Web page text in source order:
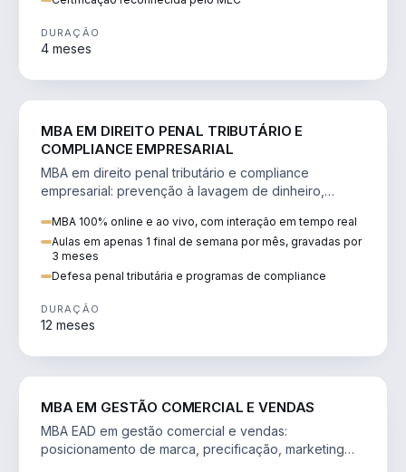
DURAÇÃO
4 meses
MBA EM DIREITO PENAL TRIBUTÁRIO E
COMPLIANCE EMPRESARIAL
MBA em direito penal tributário e compliance
empresarial: prevenção à lavagem de dinheiro,
MBA 100% online e ao vivo, com interação em tempo real
Aulas em apenas 1 final de semana por mês, gravadas por
3 meses
Defesa penal tributária e programas de compliance
DURAÇÃO
12 meses
MBA EM GESTÃO COMERCIAL E VENDAS
MBA EAD em gestão comercial e vendas:
posicionamento de marca, precificação, marketing